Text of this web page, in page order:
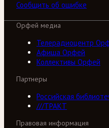
Сообщить об ошибке
Орфей медиа
Телерадиоцентр
Афиша Орфей
Коллективы Орфей
Партнеры
Российская
///ТРАКТ
Правовая информация